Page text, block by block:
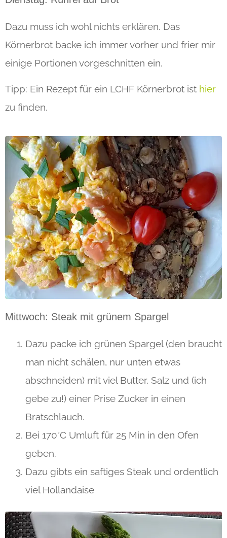
Dazu muss ich wohl nichts erklären. Das
Körnerbrot backe ich immer vorher und frier mir
einige Portionen vorgeschnitten ein.
Tipp: Ein Rezept für ein LCHF Körnerbrot ist hier
zu finden.
Mittwoch: Steak mit grünem Spargel
Dazu packe ich grünen Spargel (den braucht
man nicht schälen, nur unten etwas
abschneiden) mit viel Butter, Salz und (ich
gebe zu!) einer Prise Zucker in einen
Bratschlauch.
Bei 170°C Umluft für 25 Min in den Ofen
geben.
Dazu gibts ein saftiges Steak und ordentlich
viel Hollandaise